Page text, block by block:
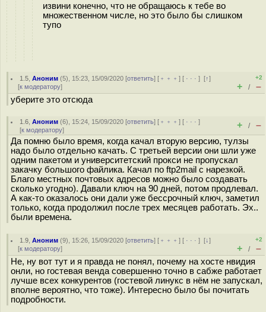
извини конечно, что не обращаюсь к тебе во
множественном числе, но это было бы слишком
тупо
1.5 ,Аноним (5), 15:23, 15/09/2020 [ответить] [ ﹢﹢﹢] [ · · ·][↑]
[к модератору]
+2
+ / –
уберите это отсюда
1.6 ,Аноним (6), 15:24, 15/09/2020 [ответить] [ ﹢﹢﹢] [ · · ·]
[к модератору] + / –
Да помню было время, когда качал вторую версию, тулзы
надо было отдельно качать. С третьей версии они шли уже
одним пакетом и университетский прокси не пропускал
закачку большого файлика. Качал по ftp2mail с нарезкой.
Благо местных почтовых адресов можно было создавать
сколько угодно). Давали ключ на 90 дней, потом продлевал.
А как-то оказалось они дали уже бессрочный ключ, заметил
только, когда продолжил после трех месяцев работать. Эх..
были времена.
1.9 ,Аноним (9), 15:26, 15/09/2020 [ответить] [ ﹢﹢﹢] [ · · ·][↓]
[к модератору]
+2
+ / –
Не, ну вот тут и я правда не понял, почему на хосте нвидия
онли, но гостевая венда совершенно точно в сабже работает
лучше всех конкурентов (гостевой линукс в нём не запускал,
вполне вероятно, что тоже). Интересно было бы почитать
подробности.